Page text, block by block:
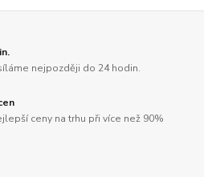
nejpozději do 24 hodin.
ceny na trhu při více než 90%